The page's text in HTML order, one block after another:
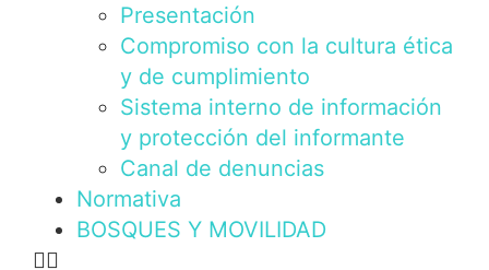
Presentación
Compromiso con la cultura ética
y de cumplimiento
Sistema interno de información
y protección del informante
Canal de denuncias
Normativa
BOSQUES Y MOVILIDAD